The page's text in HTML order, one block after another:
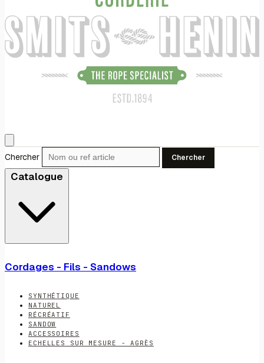
Chercher Chercher
Catalogue
Cordages - Fils - Sandows
SYNTHÉTIQUE
NATUREL
RÉCRÉATIF
SANDOW
ACCESSOIRES
ECHELLES SUR MESURE - AGRÈS